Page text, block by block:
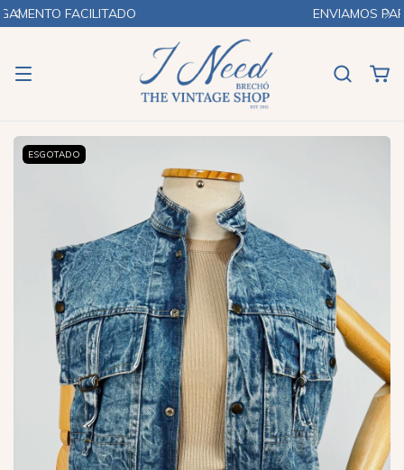
ENVIAMOS PARA TODO O BRASIL
ESGOTADO